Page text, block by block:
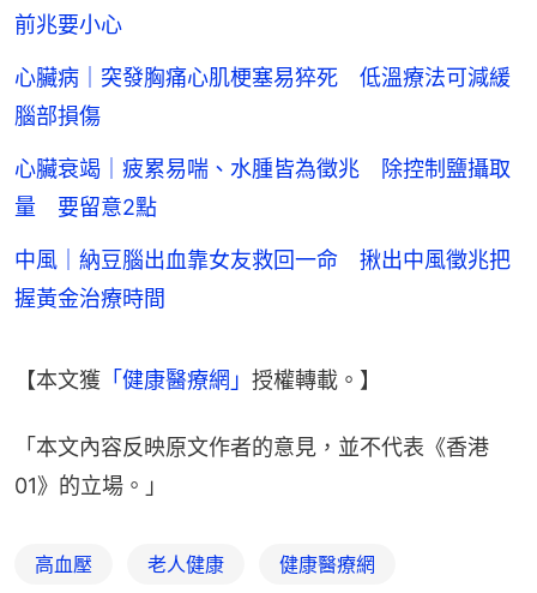
前兆要小心
心臟病｜突發胸痛心肌梗塞易猝死 低溫療法可減緩
腦部損傷
心臟衰竭｜疲累易喘、水腫皆為徵兆 除控制鹽攝取
量 要留意2點
中風｜納豆腦出血靠女友救回一命 揪出中風徵兆把
握黃金治療時間
【本文獲 「健康醫療網」 授權轉載。】
「本文內容反映原文作者的意見，並不代表《香港
01》的立場。」
高血壓 老人健康 健康醫療網